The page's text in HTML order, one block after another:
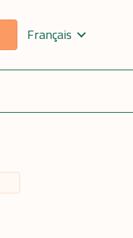
Français